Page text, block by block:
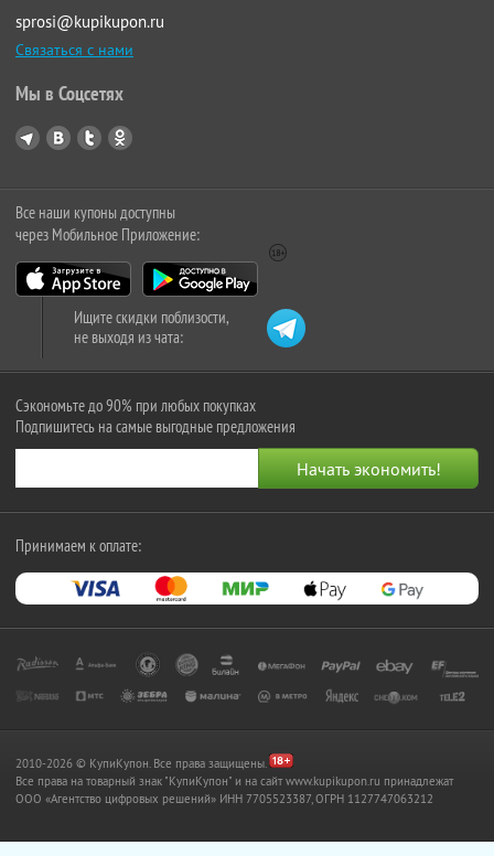
sprosi@kupikupon.ru
Связаться с нами
Мы в Соцсетях
Все наши купоны доступны
через Мобильное Приложение:
Ищите скидки поблизости,
не выходя из чата:
Сэкономьте до 90% при любых покупках
Подпишитесь на самые выгодные предложения
Принимаем к оплате:
2010-2026 © КупиКупон. Все права защищены.
Все права на товарный знак "КупиКупон" и на сайт www.kupikupon.ru принадлежат
OOO «Агентство цифровых решений» ИНН 7705523387, ОГРН 1127747063212